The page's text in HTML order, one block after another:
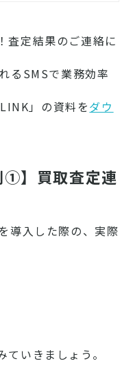
査定結果のご連絡に
るSMSで業務効率
」の資料をダウ
①】買取査定連
導入した際の、実際
いきましょう。